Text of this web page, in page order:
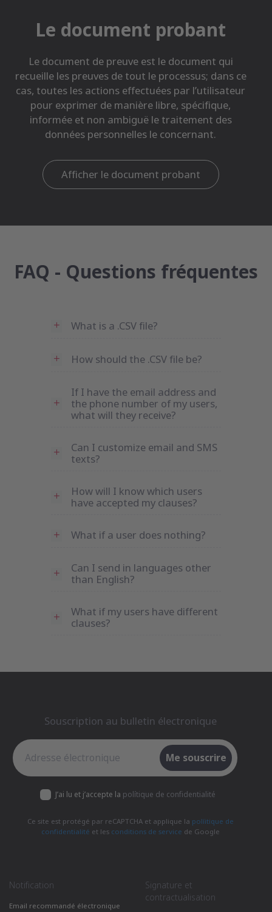
Le document probant
Le document de preuve est le document qui
recueille les preuves de tout le processus; dans ce
cas, toutes les actions effectuées par l’utilisateur
pour exprimer de manière libre, spécifique,
informée et non ambiguë le traitement des
données personnelles le concernant.
Afficher le document probant
FAQ - Questions fréquentes
What is a .CSV file?
How should the .CSV file be?
If I have the email address and
the phone number of my users,
what will they receive?
Can I customize email and SMS
texts?
How will I know which users
have accepted my clauses?
What if a user does nothing?
Can I send in languages other
than English?
What if my users have different
clauses?
Souscription au bulletin électronique
Me souscrire
J’ai lu et j’accepte la polítique de confidentialité
Ce site est protégé par reCAPTCHA et applique la políitique de
confidentialité et les conditions de service de Google
Notification
Email recommandé électronique
Signature et
contractualisation